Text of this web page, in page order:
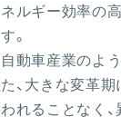
ネルギー効率の
す。
自動車産業のよ
た、大きな変革
われることなく